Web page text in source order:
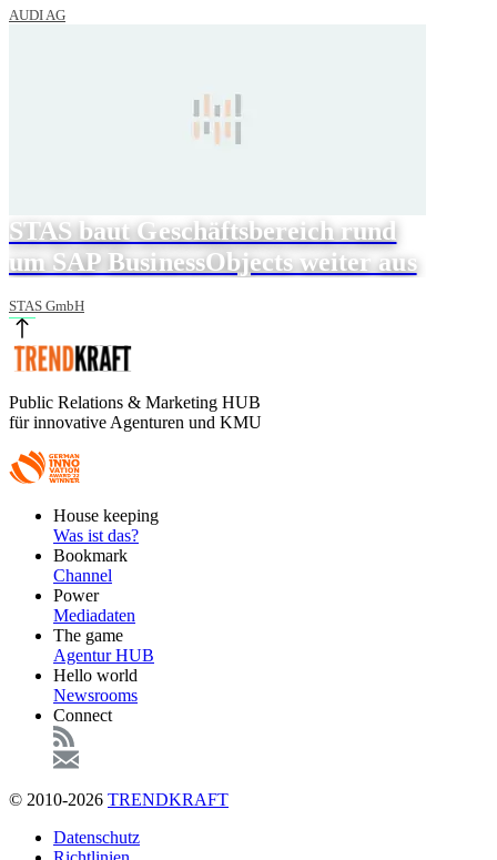
AUDI AG
STAS baut Geschäftsbereich rund
um SAP BusinessObjects weiter aus
STAS GmbH
Public Relations & Marketing HUB
für innovative Agenturen und KMU
FooterHouse keeping
Was ist das?
Bookmark
Channel
Power
Mediadaten
The game
Agentur HUB
Hello world
Newsrooms
Connect
© 2010-2026 TRENDKRAFT
FußzeileDatenschutz